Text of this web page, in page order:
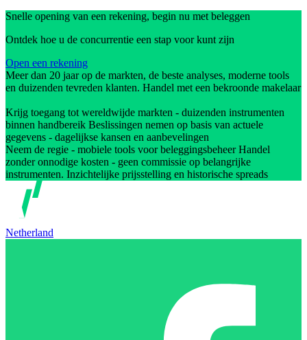
Snelle opening van een rekening, begin nu met beleggen
Ontdek hoe u de concurrentie een stap voor kunt zijn
Open een rekening
Meer dan 20 jaar op de markten, de beste analyses, moderne tools
en duizenden tevreden klanten. Handel met een bekroonde makelaar
Krijg toegang tot wereldwijde markten - duizenden instrumenten
binnen handbereik Beslissingen nemen op basis van actuele
gegevens - dagelijkse kansen en aanbevelingen
Neem de regie - mobiele tools voor beleggingsbeheer Handel
zonder onnodige kosten - geen commissie op belangrijke
instrumenten. Inzichtelijke prijsstelling en historische spreads
Netherland